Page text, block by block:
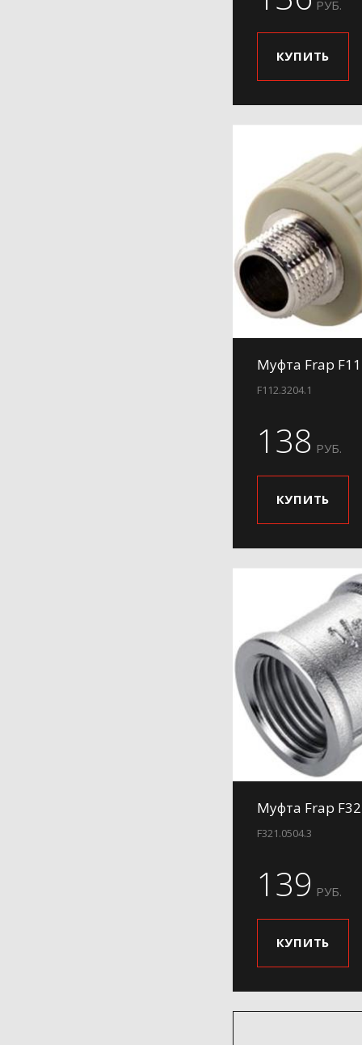
РУБ.
КУПИТЬ
Муфта Frap
F112.3204.1
138 РУБ.
КУПИТЬ
Муфта Frap
F321.0504.3
139 РУБ.
КУПИТЬ